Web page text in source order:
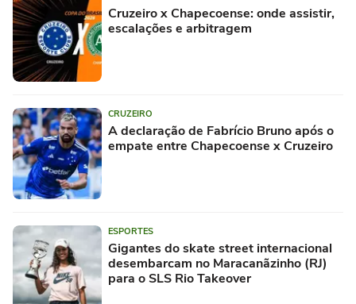
Cruzeiro x Chapecoense: onde assistir,
escalações e arbitragem
CRUZEIRO
A declaração de Fabrício Bruno após o
empate entre Chapecoense x Cruzeiro
ESPORTES
Gigantes do skate street internacional
desembarcam no Maracanãzinho (RJ)
para o SLS Rio Takeover